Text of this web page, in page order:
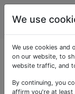
We use
We use cookies and
on our website, to
website traffic, and
By continuing, you
affirm you're at least